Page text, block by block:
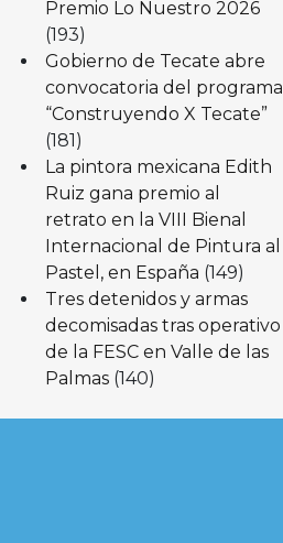
Premio Lo Nuestro 2026
(193)
Gobierno de Tecate abre
convocatoria del programa
“Construyendo X Tecate”
(181)
La pintora mexicana Edith
Ruiz gana premio al
retrato en la VIII Bienal
Internacional de Pintura al
Pastel, en España (149)
Tres detenidos y armas
decomisadas tras operativo
de la FESC en Valle de las
Palmas (140)